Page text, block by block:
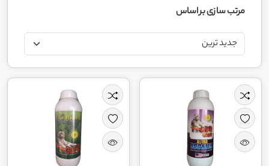
مرتب سازی بر اساس